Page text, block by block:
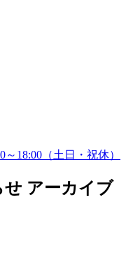
～18:00（土日・祝休）
せ アーカイブ